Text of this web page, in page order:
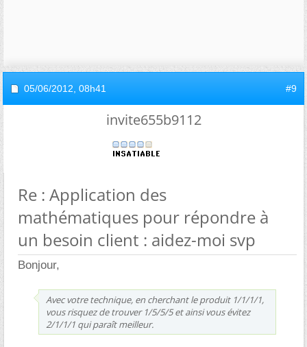
05/06/2012, 08h41 #9
invite655b9112
Re : Application des
mathématiques pour répondre à
un besoin client : aidez-moi svp
Bonjour,
Avec votre technique, en cherchant le produit 1/1/1/1,
vous risquez de trouver 1/5/5/5 et ainsi vous évitez
2/1/1/1 qui paraît meilleur.